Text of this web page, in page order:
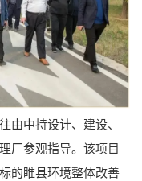
中持设计、建设、
厂参观指导。该项目
的睢县环境整体改善